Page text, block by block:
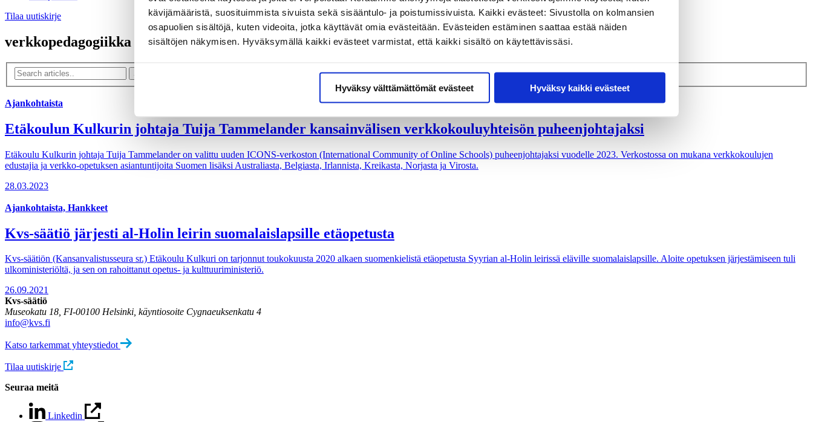
kävijämääristä, suosituimmista sivuista sekä sisääntulo- ja poistumissivuista. Kaikki evästeet: Sivustolla on kolmansien
osapuolien sisältöjä, kuten videoita, jotka käyttävät omia evästeitään. Evästeiden estäminen saattaa estää näiden
sisältöjen näkymisen. Hyväksymällä kaikki evästeet varmistat, että kaikki sisältö on käytettävissäsi.
Hyväksy välttämättömät evästeet Hyväksy kaikki evästeet
Tilaa uutiskirje
verkkopedagogiikka
Ajankohtaista
Etäkoulun Kulkurin johtaja Tuija Tammelander kansainvälisen verkkokouluyhteisön puheenjohtajaksi
Etäkoulu Kulkurin johtaja Tuija Tammelander on valittu uuden ICONS-verkoston (International Community of Online Schools) puheenjohtajaksi vuodelle 2023. Verkostossa on mukana verkkokoulujen
edustajia ja verkko-opetuksen asiantuntijoita Suomen lisäksi Australiasta, Belgiasta, Irlannista, Kreikasta, Norjasta ja Virosta.
28.03.2023
Ajankohtaista, Hankkeet
Kvs-säätiö järjesti al-Holin leirin suomalaislapsille etäopetusta
Kvs-säätiön (Kansanvalistusseura sr.) Etäkoulu Kulkuri on tarjonnut toukokuusta 2020 alkaen suomenkielistä etäopetusta Syyrian al-Holin leirissä eläville suomalaislapsille. Aloite opetuksen järjestämiseen tuli
ulkoministeriöltä, ja sen on rahoittanut opetus- ja kulttuuriministeriö.
26.09.2021
Kvs-säätiö
Museokatu 18, FI-00100 Helsinki, käyntiosoite Cygnaeuksenkatu 4
info@kvs.fi
Katso tarkemmat yhteystiedot
Tilaa uutiskirje
Seuraa meitä
Linkedin